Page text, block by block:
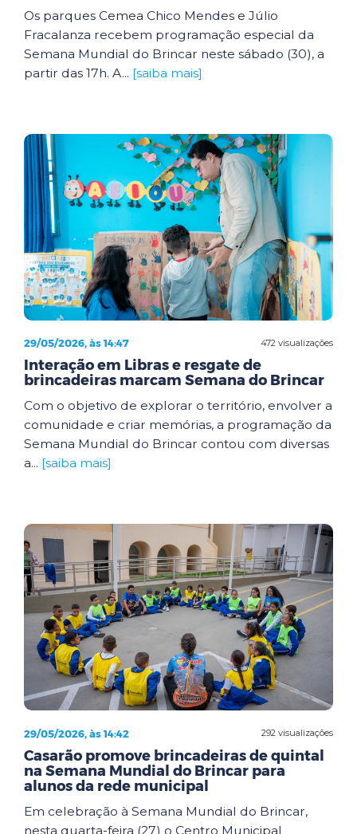
Os parques Cemea Chico Mendes e Júlio
Fracalanza recebem programação especial da
Semana Mundial do Brincar neste sábado (30), a
partir das 17h. A... [saiba mais]
472 visualizações
29/05/2026, às 14:47
Interação em Libras e resgate de
brincadeiras marcam Semana do Brincar
Com o objetivo de explorar o território, envolver a
comunidade e criar memórias, a programação da
Semana Mundial do Brincar contou com diversas
a... [saiba mais]
292 visualizações
29/05/2026, às 14:42
Casarão promove brincadeiras de quintal
na Semana Mundial do Brincar para
alunos da rede municipal
Em celebração à Semana Mundial do Brincar,
nesta quarta-feira (27) o Centro Municipal